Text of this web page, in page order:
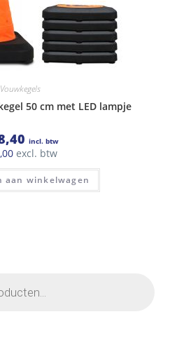
Vouwkegels
50 cm met LED lampje
incl. btw
excl. btw
aan winkelwagen